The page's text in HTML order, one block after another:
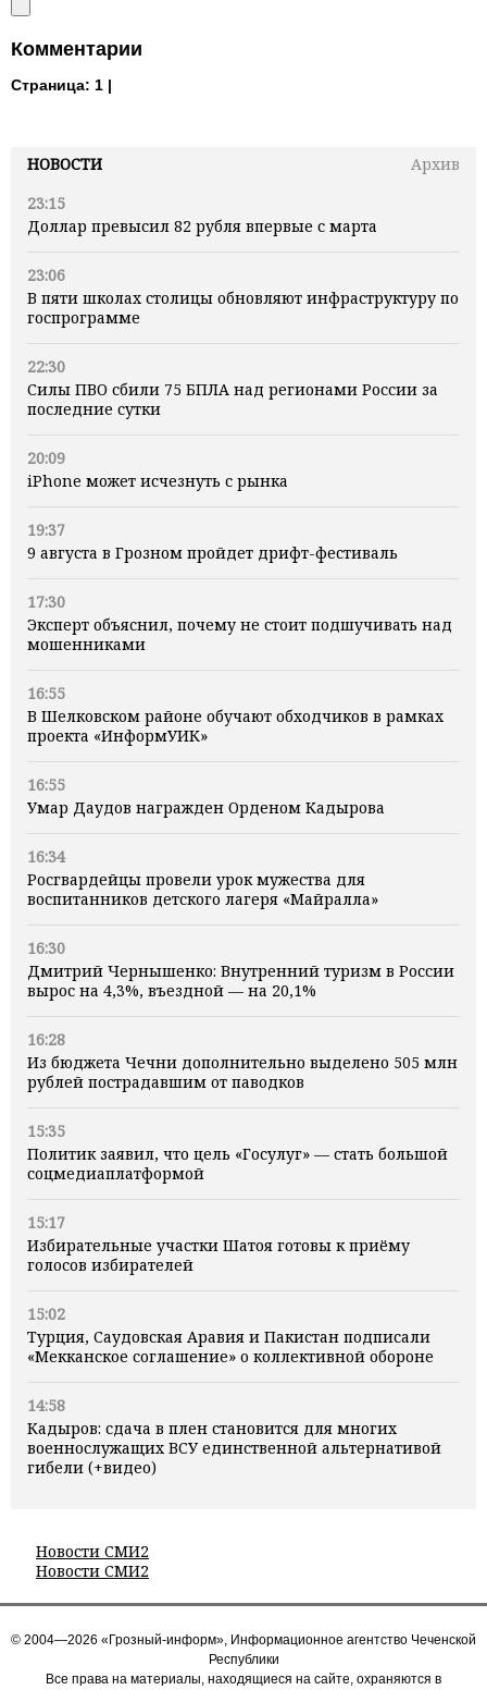
НОВОСТИ
Архив
23:15
Доллар превысил 82 рубля впервые с марта
23:06
В пяти школах столицы обновляют инфраструктуру по
госпрограмме
22:30
Силы ПВО сбили 75 БПЛА над регионами России за
последние сутки
20:09
iPhone может исчезнуть с рынка
19:37
9 августа в Грозном пройдет дрифт-фестиваль
17:30
Эксперт объяснил, почему не стоит подшучивать над
мошенниками
16:55
В Шелковском районе обучают обходчиков в рамках
проекта «ИнформУИК»
16:55
Умар Даудов награжден Орденом Кадырова
16:34
Росгвардейцы провели урок мужества для
воспитанников детского лагеря «Майралла»
16:30
Дмитрий Чернышенко: Внутренний туризм в России
вырос на 4,3%, въездной — на 20,1%
16:28
Из бюджета Чечни дополнительно выделено 505 млн
рублей пострадавшим от паводков
15:35
Политик заявил, что цель «Госулуг» — стать большой
соцмедиаплатформой
15:17
Избирательные участки Шатоя готовы к приёму
голосов избирателей
15:02
Турция, Саудовская Аравия и Пакистан подписали
«Мекканское соглашение» о коллективной обороне
14:58
Кадыров: сдача в плен становится для многих
военнослужащих ВСУ единственной альтернативой
гибели (+видео)
Новости СМИ2
Новости СМИ2
Комментарии
Страница: 1 |
© 2004—2026 «Грозный-информ», Информационное агентство Чеченской
Республики
Все права на материалы, находящиеся на сайте, охраняются в